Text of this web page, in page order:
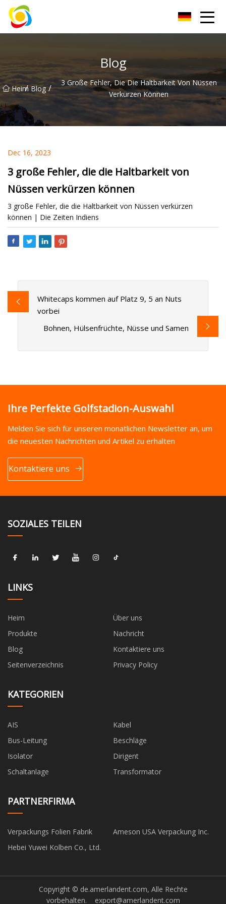
Blog
Heim
/ Blog /
3 Große Fehler, Die Die Haltbarkeit Von Nüssen
Verkürzen Können
Dec 16, 2023
3 große Fehler, die die Haltbarkeit von
Nüssen verkürzen können
3 große Fehler, die die Haltbarkeit von Nüssen verkürzen
können | Die Zeiten Indiens
Whitecaps kommen auf Platz 9, 5 an Nuts
vorbei
Bohnen, Hülsenfrüchte, Nüsse und Samen
Ihre Perfekte Golfstadion-Auswahl
Melden Sie sich für unseren monatlichen Newsletter an, um
die neuesten Nachrichten und Artikel zu erhalten
Kontaktiere uns
SOZIALES TEILEN
LINKS
Heim
Über uns
Produkte
Nachricht
Blog
Kontaktiere uns
Seitenverzeichnis
Privacy Policy
KATEGORIEN
AIS
Kabel
Bus-Leitung
Beschläge
Isolator
Dirigent
Schaltanlage
Transformator
PARTNERFIRMA
Verpackungs Folien Fabrik
Ameson USA Verpackung Inc.
Hebei Yuwei Kolben Co., Ltd.
Copyright © de.amerlandent.com, Alle Rechte
vorbehalten. export@amerlandent.com